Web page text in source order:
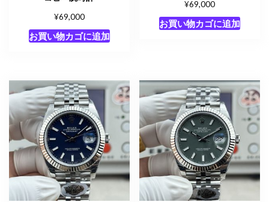
¥69,000
お買い物カゴに追加
¥69,000
お買い物カゴに追加